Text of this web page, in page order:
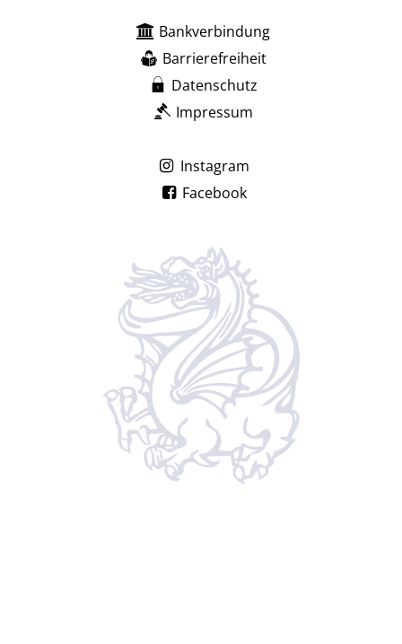
Bankverbindung
Barrierefreiheit
Datenschutz
Impressum
Instagram
Facebook